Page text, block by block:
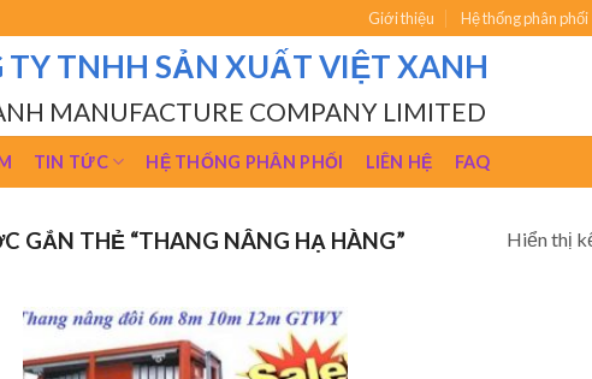
Giới thiệu Hệ thống phân phối
TY TNHH SẢN XUẤT VIỆT XANH
MANUFACTURE COMPANY LIMITED
TIN TỨC HỆ THỐNG PHÂN PHỐI LIÊN HỆ FAQ
GẮN THẺ “THANG NÂNG HẠ HÀNG” Hiển thị